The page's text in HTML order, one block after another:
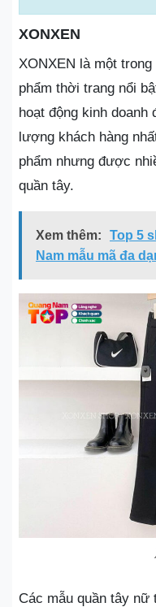
XONXEN
XONXEN là một
phẩm thời trang nổi
hoạt động kinh
lượng khách hàng
phẩm nhưng được
quần tây.
Xem thêm:
Top 5
Nam mẫu mã đa
Các mẫu quần tây